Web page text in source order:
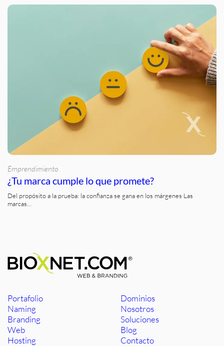
Emprendimiento
¿Tu marca cumple lo que promete?
Del propósito a la prueba: la confianza se gana en los márgenes Las
marcas…
Portafolio
Naming
Branding
Web
Hosting
Dominios
Nosotros
Soluciones
Blog
Contacto